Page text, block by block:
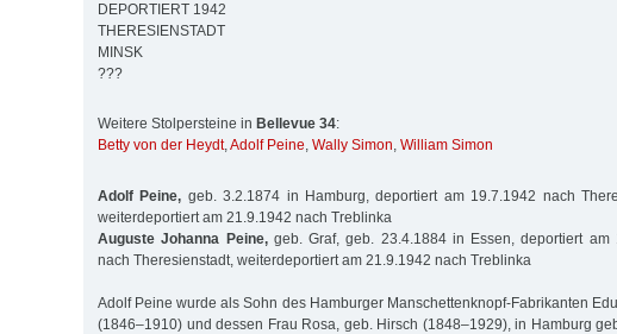
DEPORTIERT 1942
THERESIENSTADT
MINSK
???
Weitere Stolpersteine in Bellevue 34:
Betty von der Heydt,Adolf Peine, Wally Simon, William Simon
Adolf Peine, geb. 3.2.1874 in Hamburg, deportiert am 19.7.1942 nach
weiterdeportiert am 21.9.1942 nach Treblinka
Auguste Johanna Peine,geb. Graf, geb. 23.4.1884 in Essen, deportiert am
nach Theresienstadt, weiterdeportiert am 21.9.1942 nach Treblinka
Adolf Peine wurde als Sohn des Hamburger Manschettenknopf-Fabrikanten
(1846–1910) und dessen Frau Rosa, geb. Hirsch (1848–1929), in Hamburg